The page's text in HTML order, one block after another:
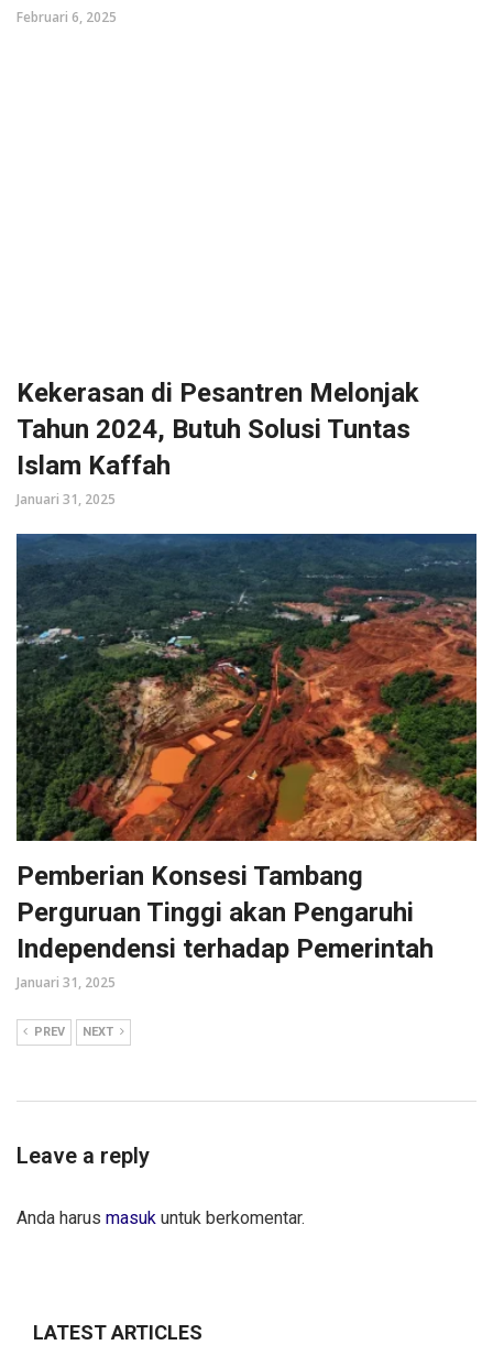
Februari 6, 2025
Kekerasan di Pesantren Melonjak
Tahun 2024, Butuh Solusi Tuntas
Islam Kaffah
Januari 31, 2025
Pemberian Konsesi Tambang
Perguruan Tinggi akan Pengaruhi
Independensi terhadap Pemerintah
Januari 31, 2025
PREV NEXT
Leave a reply
Anda harus masuk untuk berkomentar.
LATEST ARTICLES